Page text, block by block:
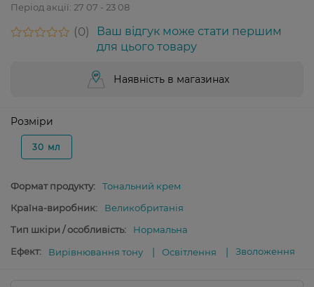
Період акції: 27 07 - 23 08
0
Ваш відгук може стати першим
для цього товару
Наявність в магазинах
Розміри
30 мл
Формат продукту:
Тональний крем
Країна-виробник:
Великобританія
Тип шкіри / особливість:
Нормальна
Ефект:
Вирівнювання тону Освітлення Зволоження